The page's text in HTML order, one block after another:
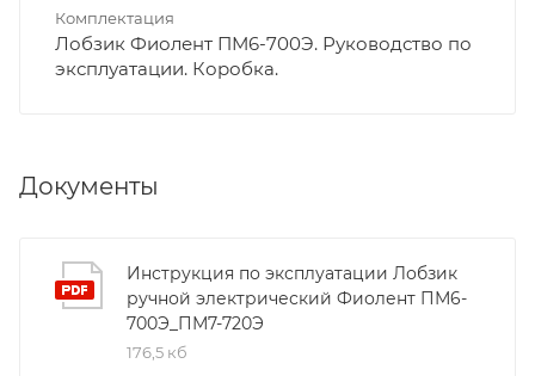
Комплектация
Лобзик Фиолент ПМ6-700Э. Руководство по
эксплуатации. Коробка.
Документы
Инструкция по эксплуатации Лобзик
ручной электрический Фиолент ПМ6-
700Э_ПМ7-720Э
176,5 кб